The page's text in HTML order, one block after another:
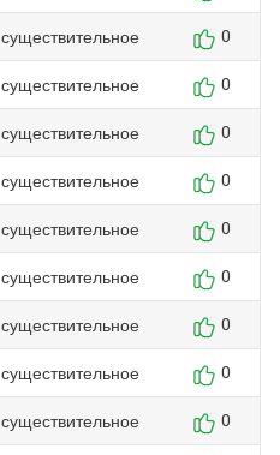
существительное 0
существительное 0
существительное 0
существительное 0
существительное 0
существительное 0
существительное 0
существительное 0
существительное 0